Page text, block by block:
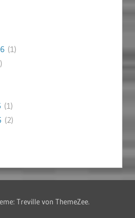
(1)
(1)
(2)
Treville von ThemeZee.